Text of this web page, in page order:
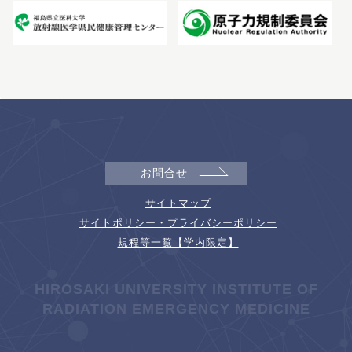
お問合せ
サイトマップ
サイトポリシー・プライバシーポリシー
規程等一覧【学内限定】
HIROSAKI UNIVERSITY INSTITUTE OF
RADIATION EMERGENCY MEDICINE